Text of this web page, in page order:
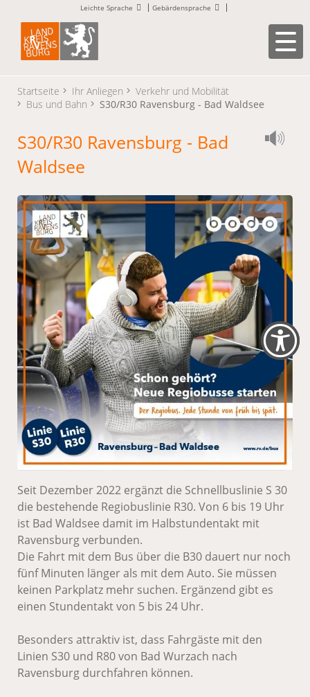
Leichte Sprache Gebärdensprache
Startseite Ihr Anliegen
Verkehr und Mobilität
Bus und Bahn
S30/R30 Ravensburg - Bad Waldsee
S30/R30 Ravensburg - Bad
Waldsee
Seit Dezember 2022 ergänzt die Schnellbuslinie S 30
die bestehende Regiobuslinie R30. Von 6 bis 19 Uhr
ist Bad Waldsee damit im Halbstundentakt mit
Ravensburg verbunden.
Die Fahrt mit dem Bus über die B30 dauert nur noch
fünf Minuten länger als mit dem Auto. Sie müssen
keinen Parkplatz mehr suchen. Ergänzend gibt es
einen Stundentakt von 5 bis 24 Uhr.
Besonders attraktiv ist, dass Fahrgäste mit den
Linien S30 und R80 von Bad Wurzach nach
Ravensburg durchfahren können.